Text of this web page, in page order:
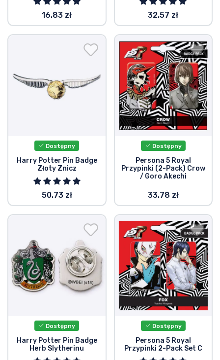
16.83 zł 32.57 zł
Dostępny
Harry Potter Pin Badge
Złoty Znicz
50.73 zł
Dostępny
Persona 5 Royal
Przypinki (2-Pack) Crow
/ Goro Akechi
33.78 zł
Dostępny
Harry Potter Pin Badge
Herb Slytherinu
Dostępny
Persona 5 Royal
Przypinki 2-Pack Set C